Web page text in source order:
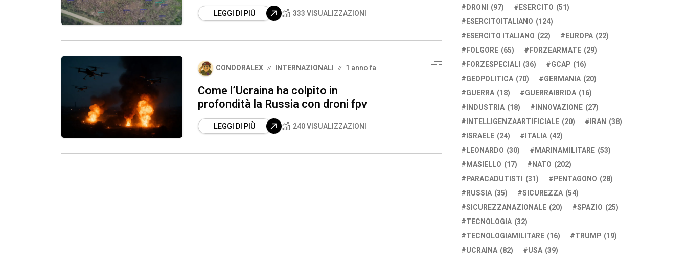
LEGGI DI PIÙ 333 VISUALIZZAZIONI
CONDORALEX INTERNAZIONALI 1 anno fa
Come l’Ucraina ha colpito in
profondità la Russia con droni fpv
LEGGI DI PIÙ 240 VISUALIZZAZIONI
DRONI (97) ESERCITO (51)
ESERCITOITALIANO (124)
ESERCITO ITALIANO (22) EUROPA (22)
FOLGORE (65) FORZEARMATE (29)
FORZESPECIALI (36) GCAP (16)
GEOPOLITICA (70) GERMANIA (20)
GUERRA (18) GUERRAIBRIDA (16)
INDUSTRIA (18) INNOVAZIONE (27)
INTELLIGENZAARTIFICIALE (20) IRAN (38)
ISRAELE (24) ITALIA (42)
LEONARDO (30) MARINAMILITARE (53)
MASIELLO (17) NATO (202)
PARACADUTISTI (31) PENTAGONO (28)
RUSSIA (35) SICUREZZA (54)
SICUREZZANAZIONALE (20) SPAZIO (25)
TECNOLOGIA (32)
TECNOLOGIAMILITARE (16) TRUMP (19)
UCRAINA (82) USA (39)